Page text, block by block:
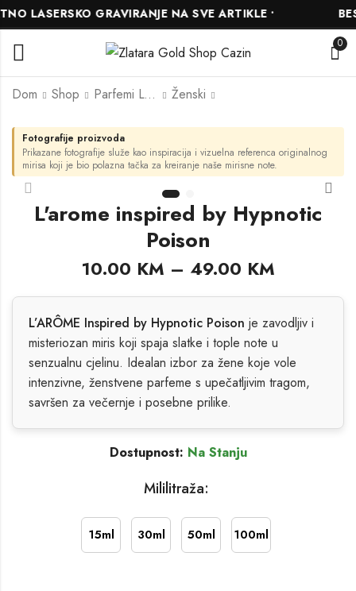
LASERSKO GRAVIRANJE NA SVE ARTIKLE •
0
Dom Shop Parfemi L'ARÔME Ženski
SL.09.2462.4.03
153.00KM 170.00KM
Armani Code
10.00KM –
Fotografije proizvoda
Prikazane fotografije služe kao inspiracija i vizuelna referenca originalnog
mirisa koji je bio polazna tačka za kreiranje naše mirisne note.
L'arome inspired by Hypnotic
Poison
10.00 KM – 49.00 KM
L’ARÔME Inspired by Hypnotic Poison je zavodljiv i
misteriozan miris koji spaja slatke i tople note u
senzualnu cjelinu. Idealan izbor za žene koje vole
intenzivne, ženstvene parfeme s upečatljivim tragom,
savršen za večernje i posebne prilike.
Dostupnost: Na Stanju
Mililitraža:
15ml 30ml 50ml 100ml